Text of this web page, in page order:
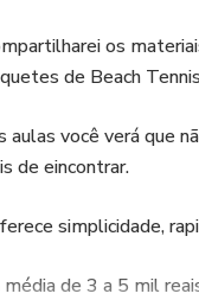
os
de Beach
aulas você verá que
de eincontrar.
simplicidade,
de 3 a 5 mil